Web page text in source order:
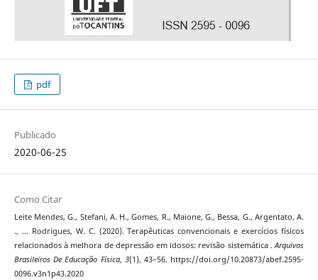
pdf
Publicado
2020-06-25
Como Citar
Leite Mendes, G., Stefani, A. H., Gomes, R., Maione, G., Bessa, G., Argentato, A.
., … Rodrigues, W. C. (2020). Terapêuticas convencionais e exercícios físicos
relacionados à melhora de depressão em idosos: revisão sistemática .Arquivos
Brasileiros De Educação Física, 3(1), 43–56. https://doi.org/10.20873/abef.2595-
0096.v3n1p43.2020